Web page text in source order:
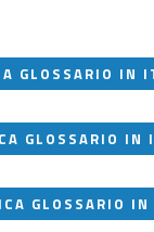
GLOSSARIO IN
GLOSSARIO IN
GLOSSARIO IN